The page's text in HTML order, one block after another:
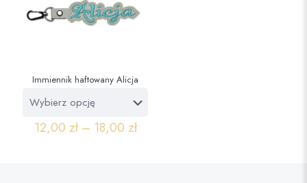
Immiennik haftowany Alicja
12,00 zł– 18,00 zł